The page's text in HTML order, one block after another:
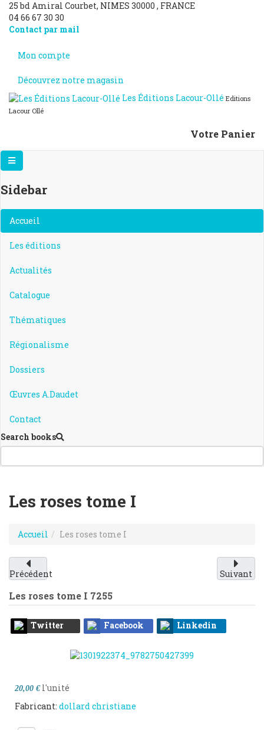
25 bd Amiral Courbet, NIMES 30000 , FRANCE
04 66 67 30 30
Contact par mail
Mon compte
Découvrez notre magasin
Les Éditions Lacour-Ollé Editions
Lacour Ollé
Votre Panier
Sidebar
×
Accueil
Les éditions
Actualités
Catalogue
Thématiques
Régionalisme
Dossiers
Œuvres A.Daudet
Contact
Search books
Les roses tome I
Accueil Les roses tome I
Précédent Suivant
Les roses tome I 7255
Twitter Facebook Linkedin
20,00 € l'unité
Fabricant: dollard christiane